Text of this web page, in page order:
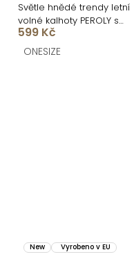
Světle hnědé trendy letní
volné kalhoty PEROLY s
rozparky
599 Kč
ONESIZE
New Vyrobeno v EU